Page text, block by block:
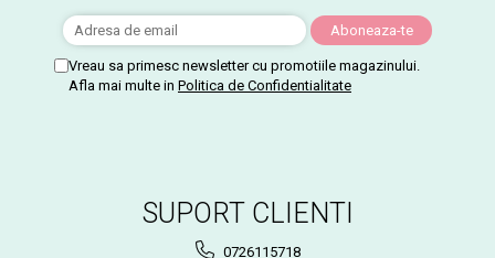
Vreau sa primesc newsletter cu promotiile magazinului.
Afla mai multe in Politica de Confidentialitate
SUPORT CLIENTI
0726115718